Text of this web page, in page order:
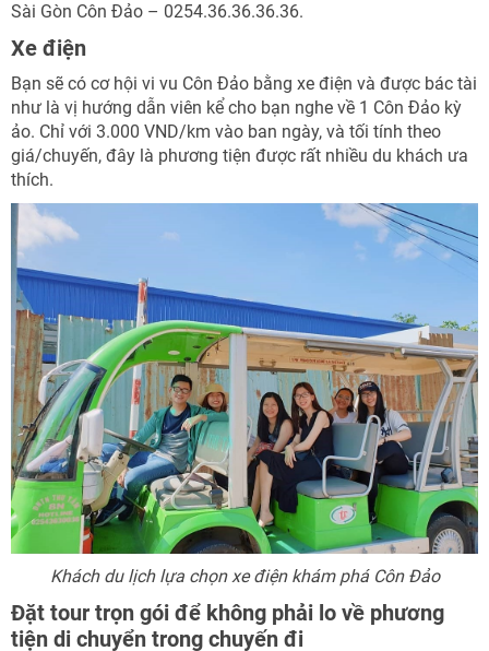
Sài Gòn Côn Đảo – 0254.36.36.36.36.
Xe điện
Bạn sẽ có cơ hội vi vu Côn Đảo bằng xe điện và được bác tài
như là vị hướng dẫn viên kể cho bạn nghe về 1 Côn Đảo kỳ
ảo. Chỉ với 3.000 VND/km vào ban ngày, và tối tính theo
giá/chuyến, đây là phương tiện được rất nhiều du khách ưa
thích.
Khách du lịch lựa chọn xe điện khám phá Côn Đảo
Đặt tour trọn gói để không phải lo về phương
tiện di chuyển trong chuyến đi